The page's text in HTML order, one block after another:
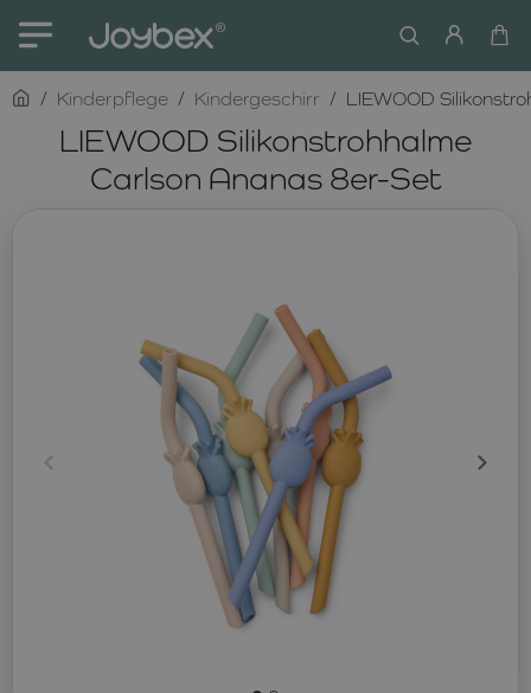
LIEWOOD Silikonstrohhalme
Carlson Ananas 8er-Set
homeKinderpflege Kindergeschirr LIEWOOD